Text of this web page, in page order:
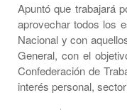
Apuntó que trabajará
aprovechar todos los
Nacional y con
General, con el
Confederación de
interés personal,